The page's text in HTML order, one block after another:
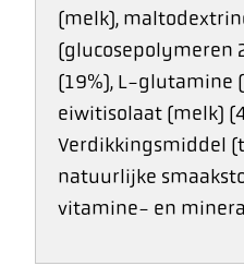
(melk),
(glucosepolymeren
(19%), L-glutamine
eiwitisolaat (melk)
Verdikkingsmiddel
natuurlijke
vitamine- en